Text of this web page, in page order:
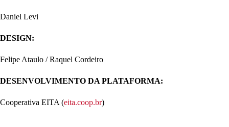
Daniel Levi
DESIGN:
Felipe Ataulo / Raquel Cordeiro
DESENVOLVIMENTO DA PLATAFORMA:
Cooperativa EITA (eita.coop.br)